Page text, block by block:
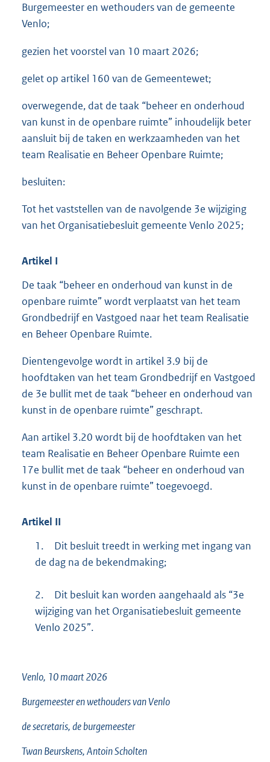
t
4
K
Burgemeester en wethouders van de gemeente
Venlo;
gezien het voorstel van 10 maart 2026;
gelet op artikel 160 van de Gemeentewet;
overwegende, dat de taak “beheer en onderhoud
van kunst in de openbare ruimte” inhoudelijk beter
aansluit bij de taken en werkzaamheden van het
team Realisatie en Beheer Openbare Ruimte;
besluiten:
Tot het vaststellen van de navolgende 3e wijziging
van het Organisatiebesluit gemeente Venlo 2025;
Artikel I
De taak “beheer en onderhoud van kunst in de
openbare ruimte” wordt verplaatst van het team
Grondbedrijf en Vastgoed naar het team Realisatie
en Beheer Openbare Ruimte.
Dientengevolge wordt in artikel 3.9 bij de
hoofdtaken van het team Grondbedrijf en Vastgoed
de 3e bullit met de taak “beheer en onderhoud van
kunst in de openbare ruimte” geschrapt.
Aan artikel 3.20 wordt bij de hoofdtaken van het
team Realisatie en Beheer Openbare Ruimte een
17e bullit met de taak “beheer en onderhoud van
kunst in de openbare ruimte” toegevoegd.
Artikel II
1.
Dit besluit treedt in werking met ingang van
de dag na de bekendmaking;
2.
Dit besluit kan worden aangehaald als “3e
wijziging van het Organisatiebesluit gemeente
Venlo 2025”.
Venlo, 10 maart 2026
Burgemeester en wethouders van Venlo
de secretaris, de burgemeester
Twan Beurskens, Antoin Scholten